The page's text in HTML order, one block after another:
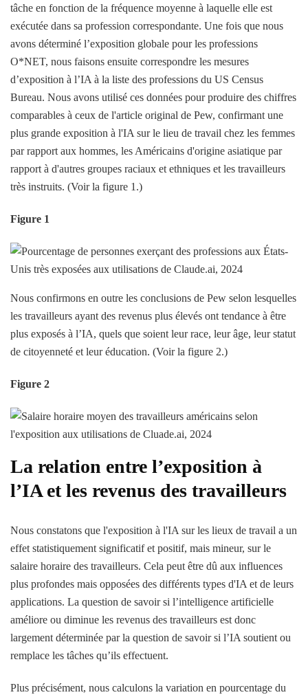
tâche en fonction de la fréquence moyenne à laquelle elle est
exécutée dans sa profession correspondante. Une fois que nous
avons déterminé l’exposition globale pour les professions
O*NET, nous faisons ensuite correspondre les mesures
d’exposition à l’IA à la liste des professions du US Census
Bureau. Nous avons utilisé ces données pour produire des chiffres
comparables à ceux de l'article original de Pew, confirmant une
plus grande exposition à l'IA sur le lieu de travail chez les femmes
par rapport aux hommes, les Américains d'origine asiatique par
rapport à d'autres groupes raciaux et ethniques et les travailleurs
très instruits. (Voir la figure 1.)
Figure 1
Nous confirmons en outre les conclusions de Pew selon lesquelles
les travailleurs ayant des revenus plus élevés ont tendance à être
plus exposés à l’IA, quels que soient leur race, leur âge, leur statut
de citoyenneté et leur éducation. (Voir la figure 2.)
Figure 2
La relation entre l’exposition à
l’IA et les revenus des travailleurs
Nous constatons que l'exposition à l'IA sur les lieux de travail a un
effet statistiquement significatif et positif, mais mineur, sur le
salaire horaire des travailleurs. Cela peut être dû aux influences
plus profondes mais opposées des différents types d'IA et de leurs
applications. La question de savoir si l’intelligence artificielle
améliore ou diminue les revenus des travailleurs est donc
largement déterminée par la question de savoir si l’IA soutient ou
remplace les tâches qu’ils effectuent.
Plus précisément, nous calculons la variation en pourcentage du